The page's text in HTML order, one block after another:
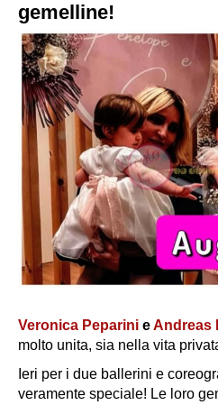
gemelline!
Veronica Peparini eAndreas
molto unita, sia nella vita
Ieri per i due ballerini e
veramente speciale! Le loro